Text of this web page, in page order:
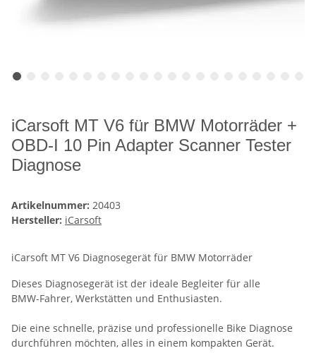
iCarsoft MT V6 für BMW Motorräder +
OBD-I 10 Pin Adapter Scanner Tester
Diagnose
Artikelnummer: 20403
Hersteller: iCarsoft
iCarsoft MT V6 Diagnosegerät für BMW Motorräder
Dieses Diagnosegerät ist der ideale Begleiter für alle
BMW-Fahrer, Werkstätten und Enthusiasten.
Die eine schnelle, präzise und professionelle Bike Diagnose
durchführen möchten, alles in einem kompakten Gerät.